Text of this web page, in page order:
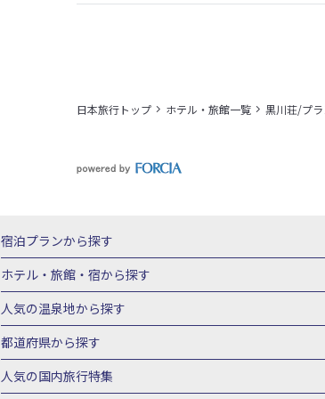
日本旅行トップ ホテル・旅館一覧 黒川荘/プ
宿泊プランから探す
北海道
東北 青森県
栃木県
群馬県 北陸 富山県 石川県 福井県
三重県
近畿 滋賀県 京都府 大阪府 兵庫県
岡山県
広島県
ホテル・旅館・宿から探す
北海道ホテル・旅館
山形県ホテル・旅館
福島県ホテル・旅館 東京
千葉県ホテル・旅館
茨城県ホテル・旅館 栃木県ホ
石川県ホテル・旅館
人気の温泉地から探す
北海道
湯の川温泉(北海道)
川湯温泉(北海道)
層雲峡温泉(北海道) 知床温泉(北海
鳴子温泉(宮城)
秋保温泉(宮城) 飯坂温泉(福島) 北
都道府県から探す
北海道旅行・ツアー
人気の国内旅行特集